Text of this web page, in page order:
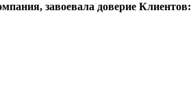
завоевала доверие Клиентов: